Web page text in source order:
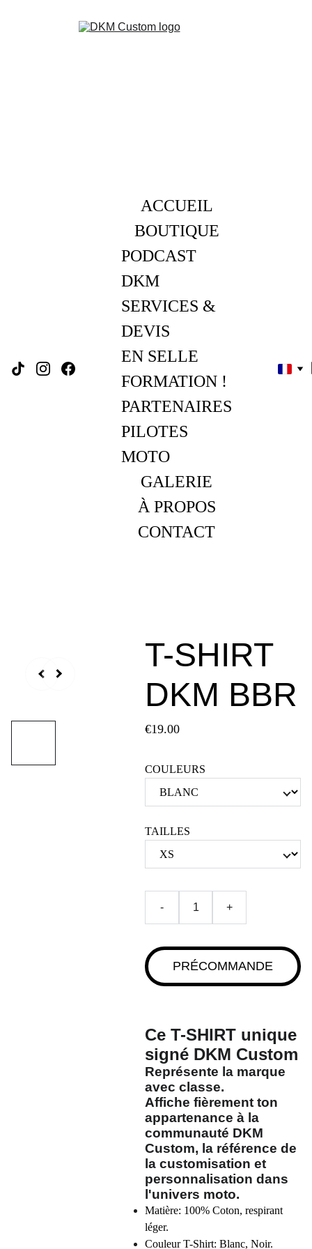
ACCUEIL
BOUTIQUE
PODCAST
DKM
SERVICES &
DEVIS
EN SELLE
FORMATION !
PARTENAIRES
PILOTES
MOTO
GALERIE
À PROPOS
CONTACT
T-SHIRT
DKM BBR
€19.00
COULEURS
TAILLES
- +
PRÉCOMMANDE
Ce T-SHIRT unique
signé DKM Custom
Représente la marque
avec classe.
Affiche fièrement ton
appartenance à la
communauté DKM
Custom, la référence de
la customisation et
personnalisation dans
l'univers moto.
Matière: 100% Coton, respirant
léger.
Couleur T-Shirt: Blanc, Noir.